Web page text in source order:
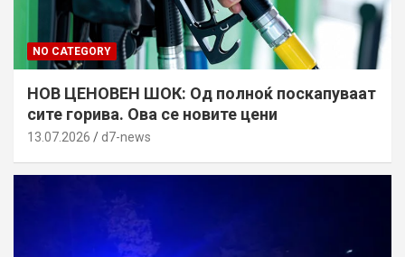
NO CATEGORY
НОВ ЦЕНОВЕН ШОК: Од полноќ поскапуваат
сите горива. Ова се новите цени
13.07.2026 d7-news